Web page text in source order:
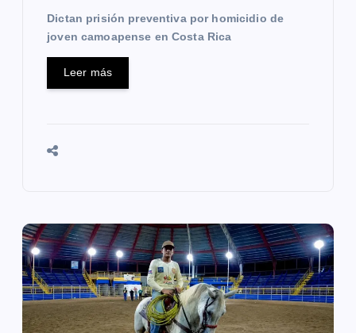
Dictan prisión preventiva por homicidio de
joven camoapense en Costa Rica
Leer más